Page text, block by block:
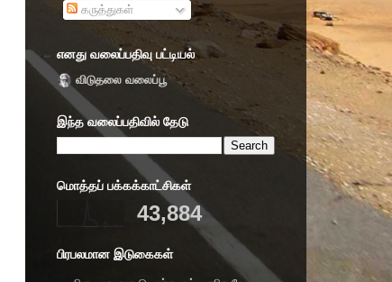
கருத்துகள்
எனது வலைப்பதிவு பட்டியல்
விடுதலை வலைப்பூ
இந்த வலைப்பதிவில் தேடு
மொத்தப் பக்கக்காட்சிகள்
43,884
பிரபலமான இடுகைகள்